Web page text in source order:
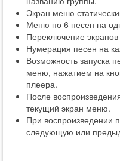
Экран меню
Меню по 6 песен на
Переключение
Нумерация песен на
Возможность запуска
меню, нажатием на
плеера.
После
текущий экран меню.
При воспроизведении
следующую или